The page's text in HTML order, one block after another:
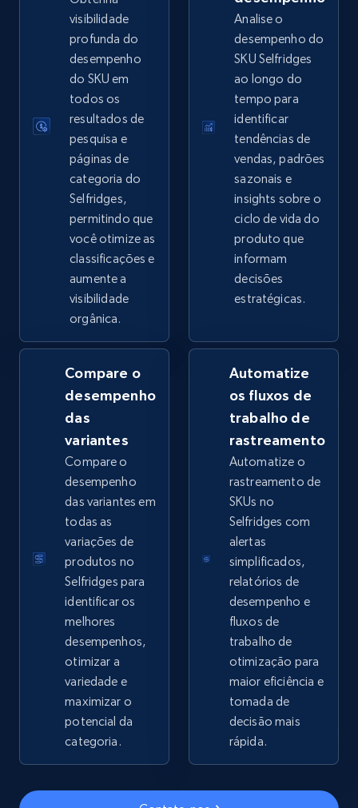
eBay - Collect records by category
URL, Product id, Title, Seller name, Seller rating,
Seller reviews, Breadcrumbs, Root category, and
more.
2.5K+ 359+ Comece agora
Google Shopping
URL, Product id, Title, Product description,
Rating, Reviews count, Images, Variations, and
more.
Google Shopping - collects products from
web using keywords
URL, Product id, Title, Product description,
Rating, Reviews count, Images, Variations, and
more.
2.4K+ 202+ Comece agora
Home Depot US
URL, Domain, Country code, Model number,
Sku, Product id, Product name, Manufacturer,
and more.
2.1K+ Comece agora
visibilidade
profunda do
desempenho
do SKU em
todos os
resultados de
pesquisa e
páginas de
categoria do
Selfridges,
permitindo que
você otimize as
classificações e
aumente a
visibilidade
orgânica.
Analise o
desempenho do
SKU Selfridges
ao longo do
tempo para
identificar
tendências de
vendas, padrões
sazonais e
insights sobre o
ciclo de vida do
produto que
informam
decisões
estratégicas.
Compare o
desempenho
das
variantes
Compare o
desempenho
das variantes em
todas as
variações de
produtos no
Selfridges para
identificar os
melhores
desempenhos,
otimizar a
variedade e
maximizar o
potencial da
categoria.
Automatize
os fluxos de
trabalho de
rastreamento
Automatize o
rastreamento de
SKUs no
Selfridges com
alertas
simplificados,
relatórios de
desempenho e
fluxos de
trabalho de
otimização para
maior eficiência e
tomada de
decisão mais
rápida.